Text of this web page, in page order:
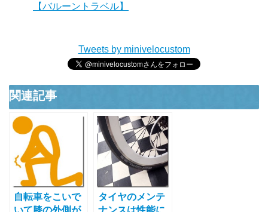
【バルーントラベル】
Tweets by minivelocustom
関連記事
自転車をこいで
タイヤのメンテ